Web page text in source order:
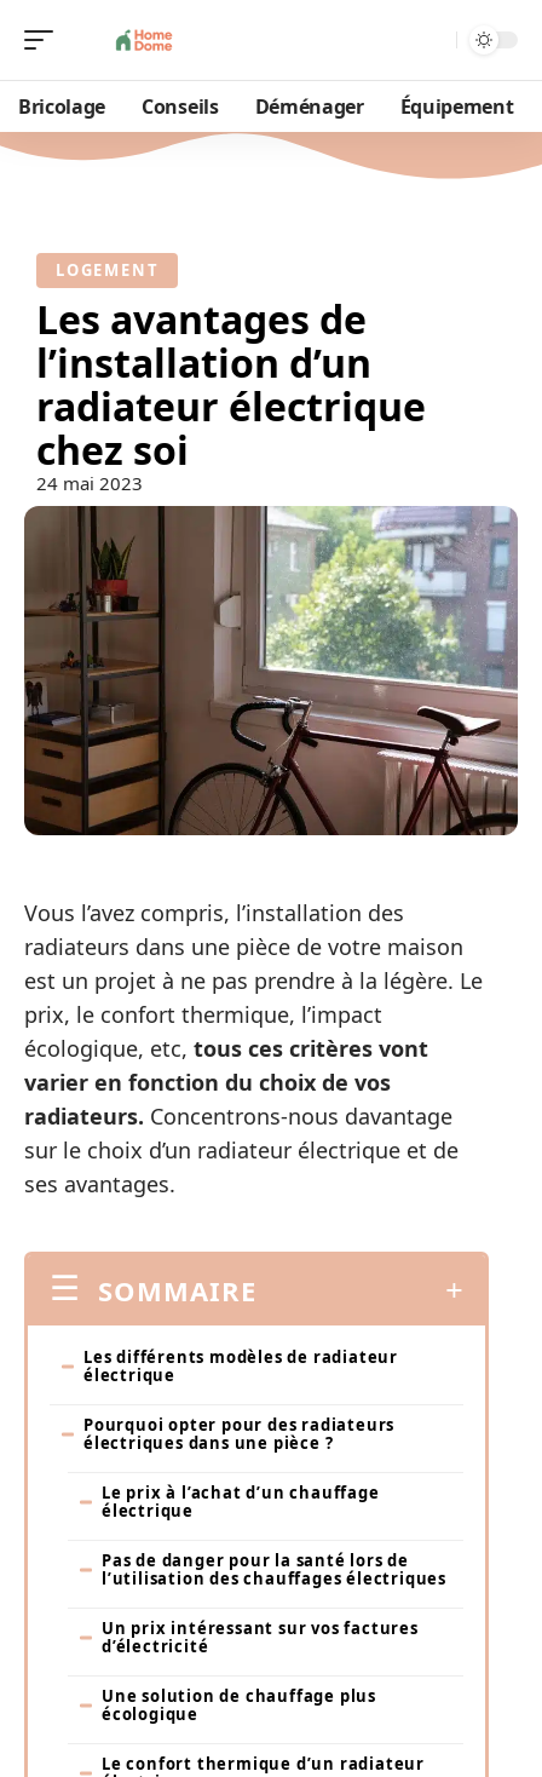
Bricolage Conseils Déménager Équipement
LOGEMENT
Les avantages de
l’installation d’un
radiateur électrique
chez soi
24 mai 2023
Vous l’avez compris, l’installation des
radiateurs dans une pièce de votre maison
est un projet à ne pas prendre à la légère. Le
prix, le confort thermique, l’impact
écologique, etc, tous ces critères vont
varier en fonction du choix de vos
radiateurs. Concentrons-nous davantage
sur le choix d’un radiateur électrique et de
ses avantages.
SOMMAIRE
Les différents modèles de radiateur
électrique
Pourquoi opter pour des radiateurs
électriques dans une pièce ?
Le prix à l’achat d’un chauffage
électrique
Pas de danger pour la santé lors de
l’utilisation des chauffages électriques
Un prix intéressant sur vos factures
d’électricité
Une solution de chauffage plus
écologique
Le confort thermique d’un radiateur